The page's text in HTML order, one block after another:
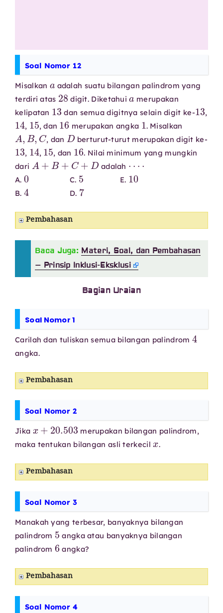
Soal Nomor 12
Misalkan
a
adalah suatu bilangan palindrom yang
terdiri atas
28
digit. Diketahui
a
merupakan
kelipatan
13
dan semua digitnya selain digit ke-
13
,
14
,
15
, dan
16
merupakan angka
1
. Misalkan
A,B,C
, dan
D
berturut-turut merupakan digit ke-
13
,
14
,
15
, dan
16
. Nilai minimum yang mungkin
dari
A+B+C+ D
adalah
⋯⋅
A.
0
C.
5
E.
10
B.
4
D.
7
Pembahasan
Baca Juga: Materi, Soal, dan Pembahasan
– Prinsip Inklusi-Eksklusi
Bagian Uraian
Soal Nomor 1
Carilah dan tuliskan semua bilangan palindrom
4
angka.
Pembahasan
Soal Nomor 2
Jika
x+20.503
merupakan bilangan palindrom,
maka tentukan bilangan asli terkecil
x
.
Pembahasan
Soal Nomor 3
Manakah yang terbesar, banyaknya bilangan
palindrom
5
angka atau banyaknya bilangan
palindrom
6
angka?
Pembahasan
Soal Nomor 4